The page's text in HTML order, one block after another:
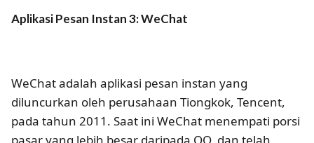
Aplikasi Pesan Instan 3: WeChat
WeChat adalah aplikasi pesan instan yang
diluncurkan oleh perusahaan Tiongkok, Tencent,
pada tahun 2011. Saat ini WeChat menempati porsi
pasar yang lebih besar daripada QQ, dan telah